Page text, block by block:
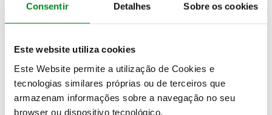
Consentir Detalhes Sobre os cookies
Este website utiliza cookies
Este Website permite a utilização de Cookies e
tecnologias similares próprias ou de terceiros que
armazenam informações sobre a navegação no seu
browser ou dispositivo tecnológico.
com os duros, não sei. Tentei dar o máximo mas
não foi suficiente. Procuro sair melhor das curvas
Carro nº 35, Ketomaa/Lindstrom
“Vi-os (Tanak). Foi-nos mostrada a bandeira
amarela. É um sítio complicado. Foi onde o